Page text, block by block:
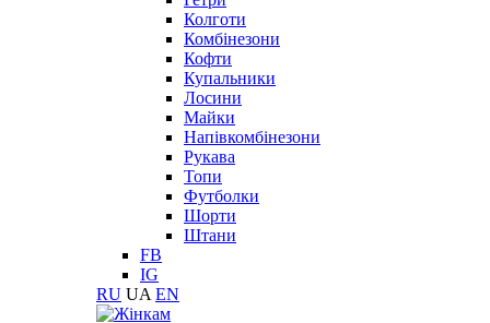
Колготи
Комбінезони
Кофти
Купальники
Лосини
Майки
Напівкомбінезони
Рукава
Топи
Футболки
Шорти
Штани
FB
IG
RU UA EN